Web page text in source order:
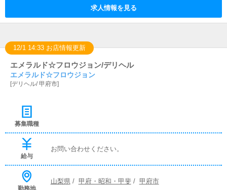
求人情報を見る
12/1 14:33 お店情報更新
エメラルド☆フロウジョン/デリヘル
エメラルド☆フロウジョン
[デリヘル/甲府市]
募集職種
給与
お問い合わせください。
山梨県/ 甲府・昭和・甲斐/ 甲府市